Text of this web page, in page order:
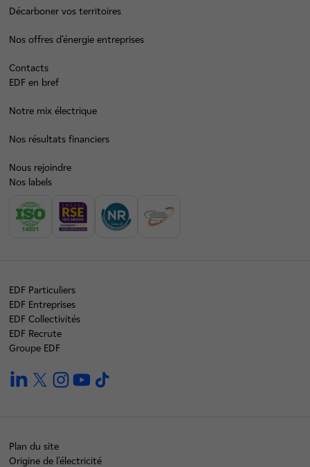
Décarboner vos territoires
Nos offres d’énergie entreprises
Contacts
EDF en bref
Notre mix électrique
Nos résultats financiers
Nous rejoindre
Nos labels
EDF Particuliers
EDF Entreprises
EDF Collectivités
EDF Recrute
Groupe EDF
linkedintwitterinstagramyoutube
Plan du site
Origine de l'électricité